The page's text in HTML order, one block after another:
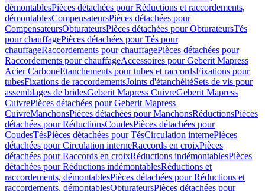
démontablesPièces détachées pour Réductions et raccordements,
démontablesCompensateursPièces détachées pour
CompensateursObturateursPièces détachées pour ObturateursTés
pour chauffagePièces détachées pour Tés pour
chauffageRaccordements pour chauffagePièces détachées pour
Raccordements pour chauffageAccessoires pour Geberit Mapress
Acier CarboneEtanchements pour tubes et raccordsFixations pour
tubesFixations de raccordementsJoints d'étanchéitéSets de vis pour
assemblages de bridesGeberit Mapress CuivreGeberit Mapress
CuivrePièces détachées pour Geberit Mapress
CuivreManchonsPièces détachées pour ManchonsRéductionsPièces
détachées pour RéductionsCoudesPièces détachées pour
CoudesTésPièces détachées pour TésCirculation internePièces
détachées pour Circulation interneRaccords en croixPièces
détachées pour Raccords en croixRéductions indémontablesPièces
détachées pour Réductions indémontablesRéductions et
raccordements, démontablesPièces détachées pour Réductions et
raccordements, démontablesObturateursPièces détachées pour